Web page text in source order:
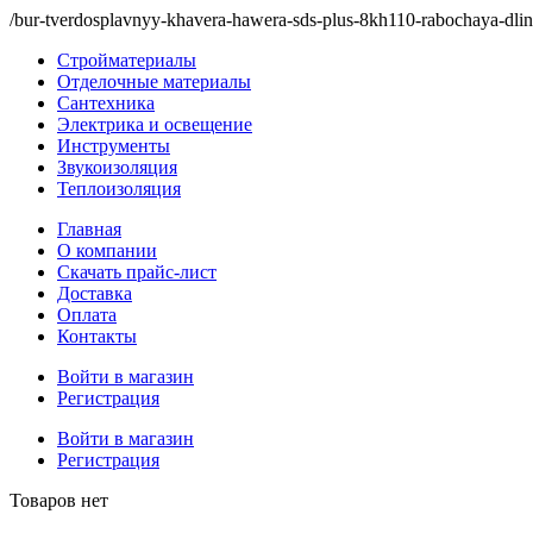
/bur-tverdosplavnyy-khavera-hawera-sds-plus-8kh110-rabochaya-
Стройматериалы
Отделочные материалы
Сантехника
Электрика и освещение
Инструменты
Звукоизоляция
Теплоизоляция
Главная
О компании
Скачать прайс-лист
Доставка
Оплата
Контакты
Войти в магазин
Регистрация
Войти в магазин
Регистрация
Товаров нет